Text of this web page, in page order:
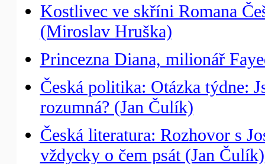
Kostlivec ve skříni Romana
(Miroslav Hruška)
Princezna Diana, milionář
Česká politika: Otázka týdne:
rozumná? (Jan Čulík)
Česká literatura: Rozhovor s
vždycky o čem psát (Jan Čulík)